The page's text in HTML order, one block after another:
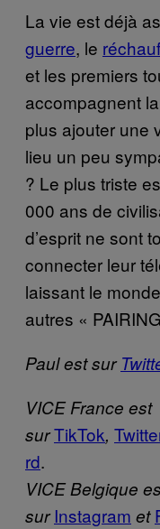
La vie est déjà
guerre, le
et les premiers
accompagnent
plus ajouter une
lieu un peu
? Le plus triste
000 ans de
d’esprit ne sont
connecter leur
laissant le
autres «
Paul est sur
VICE France est
surTikTok,
rd.
VICE Belgique
sur Instagram et